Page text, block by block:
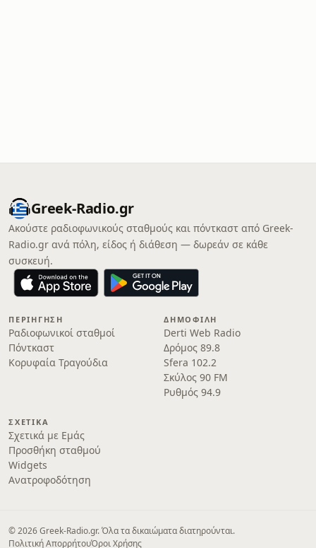
Greek-Radio.gr
Ακούστε ραδιοφωνικούς σταθμούς και πόντκαστ από Greek-
Radio.gr ανά πόλη, είδος ή διάθεση — δωρεάν σε κάθε
συσκευή.
ΠΕΡΙΉΓΗΣΗ
Ραδιοφωνικοί σταθμοί
Πόντκαστ
Κορυφαία Τραγούδια
ΔΗΜΟΦΙΛΉ
Derti Web Radio
Δρόμος 89.8
Sfera 102.2
Σκύλος 90 FM
Ρυθμός 94.9
ΣΧΕΤΙΚΆ
Σχετικά με Εμάς
Προσθήκη σταθμού
Widgets
Ανατροφοδότηση
© 2026 Greek-Radio.gr. Όλα τα δικαιώματα διατηρούνται.
Πολιτική ΑπορρήτουΌροι Χρήσης